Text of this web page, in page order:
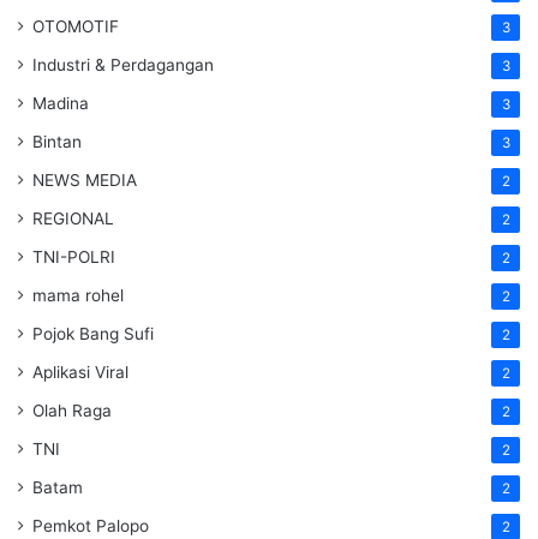
OTOMOTIF 3
Industri & Perdagangan 3
Madina 3
Bintan 3
NEWS MEDIA 2
REGIONAL 2
TNI-POLRI 2
mama rohel 2
Pojok Bang Sufi 2
Aplikasi Viral 2
Olah Raga 2
TNI 2
Batam 2
Pemkot Palopo 2